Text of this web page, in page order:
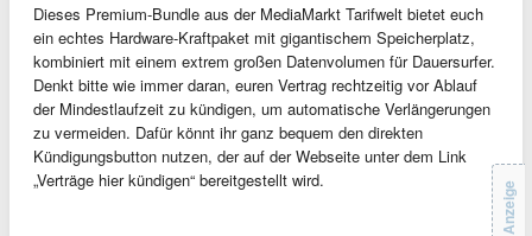
Dieses Premium-Bundle aus der MediaMarkt Tarifwelt bietet euch
ein echtes Hardware-Kraftpaket mit gigantischem Speicherplatz,
kombiniert mit einem extrem großen Datenvolumen für Dauersurfer.
Denkt bitte wie immer daran, euren Vertrag rechtzeitig vor Ablauf
der Mindestlaufzeit zu kündigen, um automatische Verlängerungen
zu vermeiden. Dafür könnt ihr ganz bequem den direkten
Kündigungsbutton nutzen, der auf der Webseite unter dem Link
„Verträge hier kündigen“ bereitgestellt wird.
Anzeige